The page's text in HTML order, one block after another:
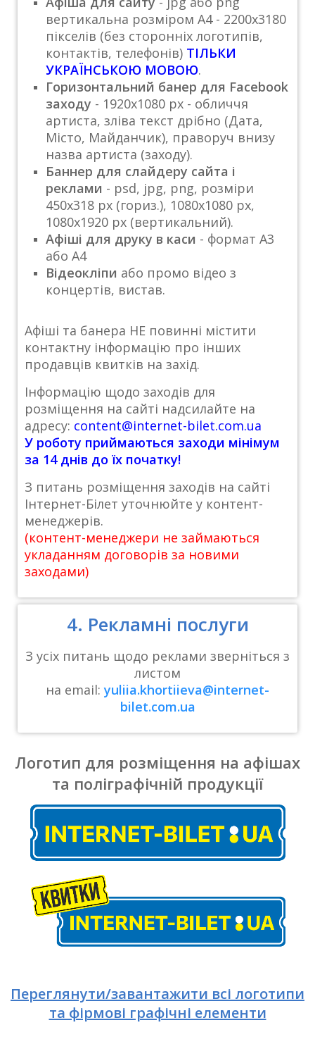
вертикальна розміром А4 - 2200х3180
пікселів (без сторонніх логотипів,
контактів, телефонів) ТІЛЬКИ
УКРАЇНСЬКОЮ МОВОЮ.
Горизонтальний банер для Facebook
заходу - 1920х1080 px - обличчя
артиста, зліва текст дрібно (Дата,
Місто, Майданчик), праворуч внизу
назва артиста (заходу).
Баннер для слайдеру сайта і
реклами - psd, jpg, png, розміри
450x318 px (гориз.), 1080х1080 px,
1080х1920 px (вертикальний).
Афіші для друку в каси - формат А3
або А4
Відеокліпи або промо відео з
концертів, вистав.
Афіші та банера НЕ повинні містити
контактну інформацію про інших
продавців квитків на захід.
Інформацію щодо заходів для
розміщення на сайті надсилайте на
адресу: content@internet-bilet.com.ua
У роботу приймаються заходи мінімум
за 14 днів до їх початку!
З питань розміщення заходів на сайті
Інтернет-Білет уточнюйте у контент-
менеджерів.
(контент-менеджери не займаються
укладанням договорів за новими
заходами)
4. Рекламні послуги
З усіх питань щодо реклами зверніться з
листом
на email:yuliia.khortiieva@internet-
bilet.com.ua
Логотип для розміщення на афішах
та поліграфічній продукції
Переглянути/завантажити всі логотипи
та фірмові графічні елементи